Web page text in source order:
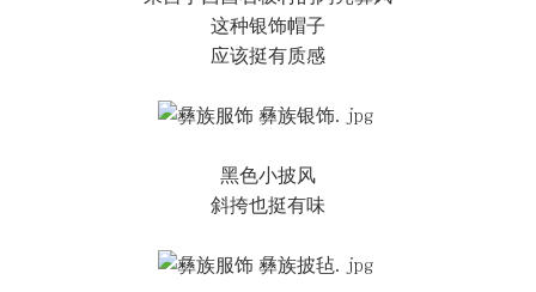
这种银饰帽子
应该挺有质感
黑色小披风
斜挎也挺有味